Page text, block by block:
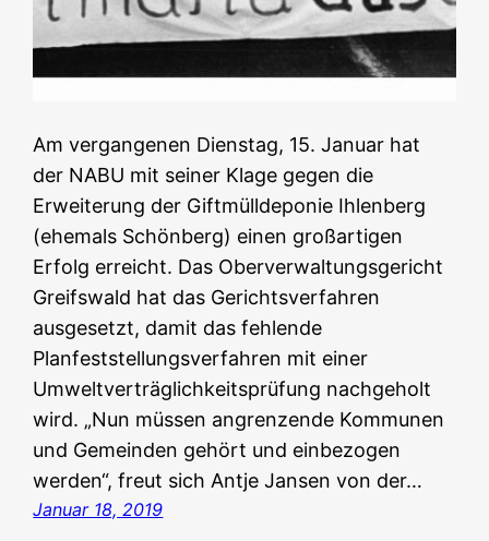
Am vergangenen Dienstag, 15. Januar hat
der NABU mit seiner Klage gegen die
Erweiterung der Giftmülldeponie Ihlenberg
(ehemals Schönberg) einen großartigen
Erfolg erreicht. Das Oberverwaltungsgericht
Greifswald hat das Gerichtsverfahren
ausgesetzt, damit das fehlende
Planfeststellungsverfahren mit einer
Umweltverträglichkeitsprüfung nachgeholt
wird. „Nun müssen angrenzende Kommunen
und Gemeinden gehört und einbezogen
werden“, freut sich Antje Jansen von der…
Januar 18, 2019